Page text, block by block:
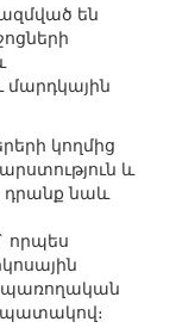
են
մարդկային
կողմից
և
դրանք նաև
որպես
սպառողական